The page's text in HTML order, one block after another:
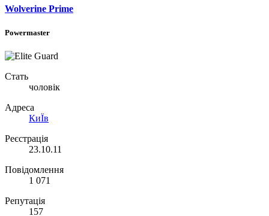
Wolverine Prime
Powermaster
Стать
чоловік
Адреса
КиЇв
Реєстрація
23.10.11
Повідомлення
1 071
Репутація
157